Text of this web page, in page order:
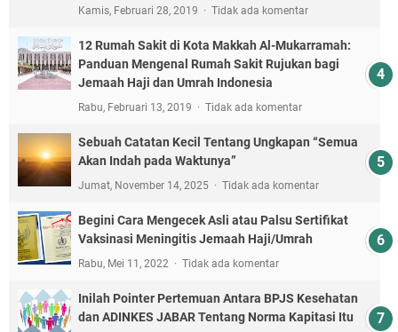
Kamis, Februari 28, 2019 Tidak ada komentar
12 Rumah Sakit di Kota Makkah Al-Mukarramah:
Panduan Mengenal Rumah Sakit Rujukan bagi
Jemaah Haji dan Umrah Indonesia
Rabu, Februari 13, 2019 Tidak ada komentar
Sebuah Catatan Kecil Tentang Ungkapan “Semua
Akan Indah pada Waktunya”
Jumat, November 14, 2025 Tidak ada komentar
Begini Cara Mengecek Asli atau Palsu Sertifikat
Vaksinasi Meningitis Jemaah Haji/Umrah
Rabu, Mei 11, 2022 Tidak ada komentar
Inilah Pointer Pertemuan Antara BPJS Kesehatan
dan ADINKES JABAR Tentang Norma Kapitasi Itu